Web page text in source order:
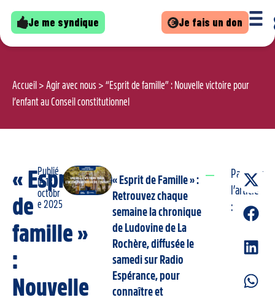
Je me syndique Je fais un don
Accueil > Agir avec nous > “Esprit de famille” : Nouvelle victoire pour
l’enfant au Conseil constitutionnel
« Esprit
de
famille »
:
Nouvelle
Publié
le13
octobr
e 2025
« Esprit de Famille » :
Retrouvez chaque
semaine la chronique
de Ludovine de La
Rochère, diffusée le
samedi sur Radio
Espérance, pour
connaître et
Partager
l’article
: